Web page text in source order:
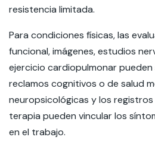
resistencia limitada.
Para condiciones físicas, las
funcional, imágenes, estudios
ejercicio cardiopulmonar pueden
reclamos cognitivos o de salud
neuropsicológicas y los
terapia pueden vincular los
en el trabajo.